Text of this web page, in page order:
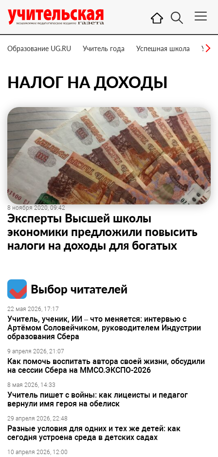
Образование UG.RU Учитель года Успешная школа
НАЛОГ НА ДОХОДЫ
8 ноября 2020, 09:42
Эксперты Высшей школы
экономики предложили повысить
налоги на доходы для богатых
Выбор читателей
22 мая 2026, 17:17
Учитель, ученик, ИИ – что меняется: интервью с
Артёмом Соловейчиком, руководителем Индустрии
образования Сбера
9 апреля 2026, 21:07
Как помочь воспитать автора своей жизни, обсудили
на сессии Сбера на ММСО.ЭКСПО-2026
8 мая 2026, 14:33
Учитель пишет с войны: как лицеисты и педагог
вернули имя героя на обелиск
29 апреля 2026, 22:48
Разные условия для одних и тех же детей: как
сегодня устроена среда в детских садах
10 апреля 2026, 12:00